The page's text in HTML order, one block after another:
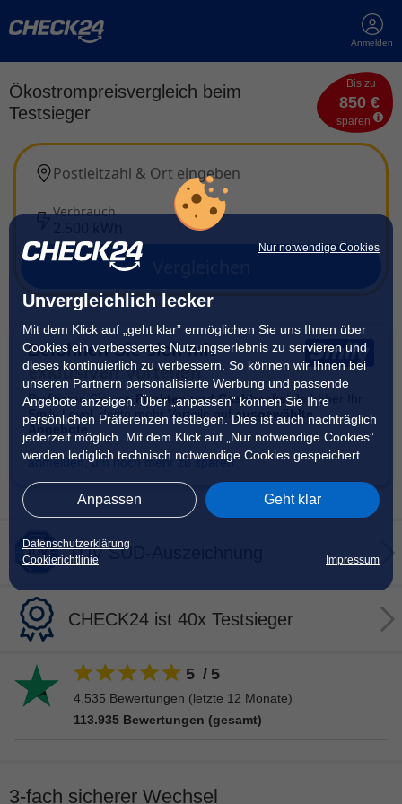
Nur notwendige Cookies
Unvergleichlich lecker
Mit dem Klick auf „geht klar” ermöglichen Sie uns Ihnen über
Cookies ein verbessertes Nutzungserlebnis zu servieren und
dieses kontinuierlich zu verbessern. So können wir Ihnen bei
unseren Partnern personalisierte Werbung und passende
Angebote anzeigen. Über „anpassen” können Sie Ihre
persönlichen Präferenzen festlegen. Dies ist auch nachträglich
jederzeit möglich. Mit dem Klick auf „Nur notwendige Cookies”
werden lediglich technisch notwendige Cookies gespeichert.
Anpassen Geht klar
Datenschutzerklärung
Cookierichtlinie
Impressum
Anmelden
Ökostrompreisvergleich beim
Testsieger
Bis zu
850 €
sparen
Postleitzahl & Ort eingeben
Verbrauch
Belohnen Sie sich mit
exklusiven Vorteilen
Profitieren Sie von Punkten und Cashbacks ! Je höher Ihr
Smily Level, desto mehr Vorteile aufausgewählte
anmelden, um noch mehr zu sparen
TÜV SÜD-Auszeichnung
CHECK24 ist 40x Testsieger
5 / 5
4.535 Bewertungen (letzte 12 Monate)
113.935 Bewertungen (gesamt)
3-fach sicherer Wechsel